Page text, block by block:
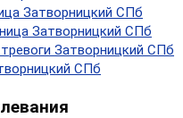
Затворницкий СПб
Затворницкий СПб
Затворницкий СПб
СПб